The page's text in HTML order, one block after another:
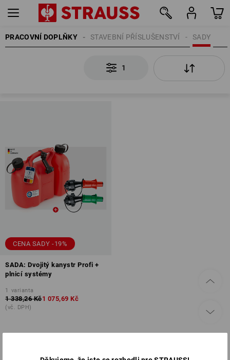
PRACOVNÍ DOPLŇKY SADY
STAVEBNÍ PŘÍSLUŠENSTVÍ
1
CENA SADY -19%
SADA: Dvojitý kanystr Profi +
plnicí systémy
1 varianta
1 338,26 Kč1 075,69 Kč
(vč. DPH)